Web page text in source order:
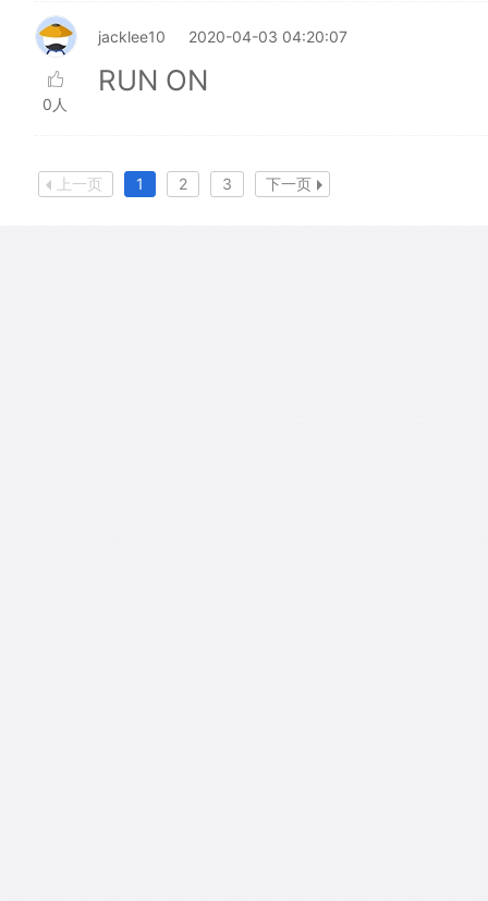
0人
jacklee10 2020-04-03 04:20:07
RUN ON
上一页 1 2 3 下一页